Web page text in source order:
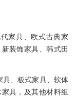
家具、欧式古典家
装饰家具、韩式田
具、板式家具、软体
具，及其他材料组